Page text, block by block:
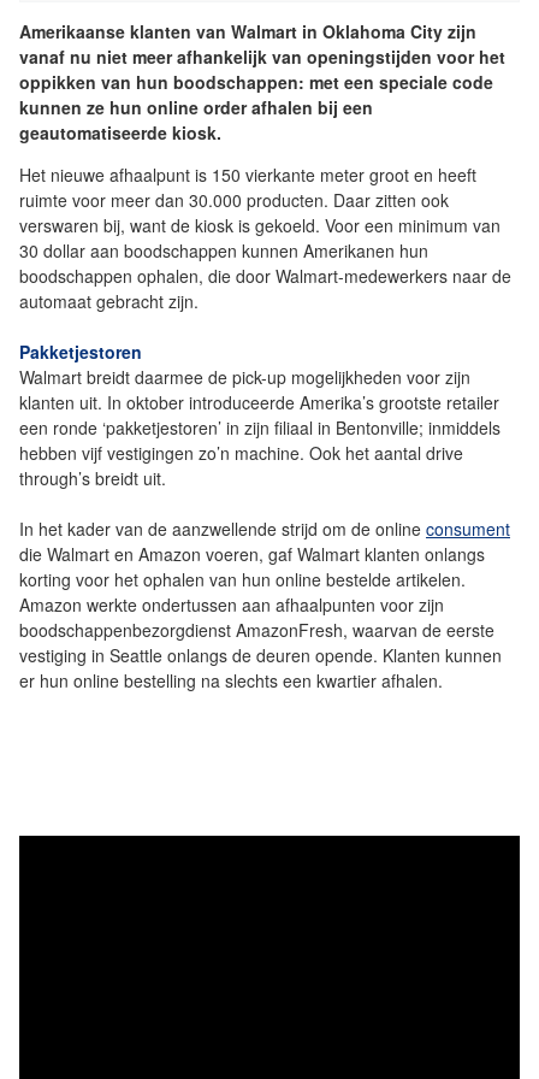
Amerikaanse klanten van Walmart in Oklahoma City zijn
vanaf nu niet meer afhankelijk van openingstijden voor het
oppikken van hun boodschappen: met een speciale code
kunnen ze hun online order afhalen bij een
geautomatiseerde kiosk.
Het nieuwe afhaalpunt is 150 vierkante meter groot en heeft
ruimte voor meer dan 30.000 producten. Daar zitten ook
verswaren bij, want de kiosk is gekoeld. Voor een minimum van
30 dollar aan boodschappen kunnen Amerikanen hun
boodschappen ophalen, die door Walmart-medewerkers naar de
automaat gebracht zijn.
Pakketjestoren
Walmart breidt daarmee de pick-up mogelijkheden voor zijn
klanten uit. In oktober introduceerde Amerika’s grootste retailer
een ronde ‘pakketjestoren’ in zijn filiaal in Bentonville; inmiddels
hebben vijf vestigingen zo’n machine. Ook het aantal drive
through’s breidt uit.
In het kader van de aanzwellende strijd om de online consument
die Walmart en Amazon voeren, gaf Walmart klanten onlangs
korting voor het ophalen van hun online bestelde artikelen.
Amazon werkte ondertussen aan afhaalpunten voor zijn
boodschappenbezorgdienst AmazonFresh, waarvan de eerste
vestiging in Seattle onlangs de deuren opende. Klanten kunnen
er hun online bestelling na slechts een kwartier afhalen.